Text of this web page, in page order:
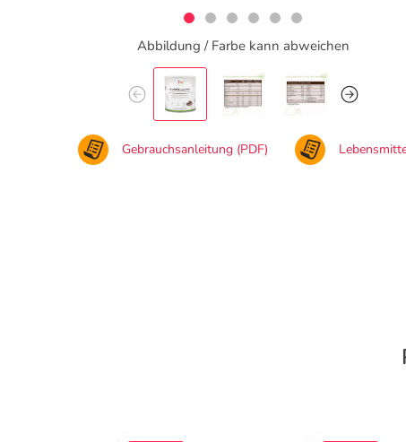
Abbildung / Farbe kann abweichen
Gebrauchsanleitung (PDF)